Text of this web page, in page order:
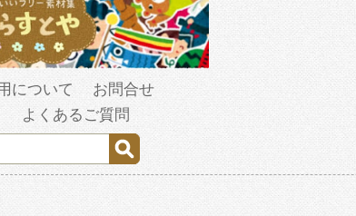
について
お問合せ
よくあるご質問